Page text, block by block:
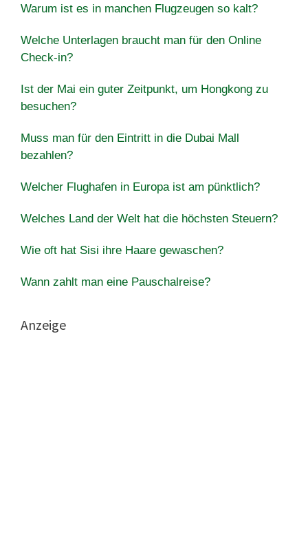
Warum ist es in manchen Flugzeugen so kalt?
Welche Unterlagen braucht man für den Online
Check-in?
Ist der Mai ein guter Zeitpunkt, um Hongkong zu
besuchen?
Muss man für den Eintritt in die Dubai Mall
bezahlen?
Welcher Flughafen in Europa ist am pünktlich?
Welches Land der Welt hat die höchsten Steuern?
Wie oft hat Sisi ihre Haare gewaschen?
Wann zahlt man eine Pauschalreise?
Anzeige